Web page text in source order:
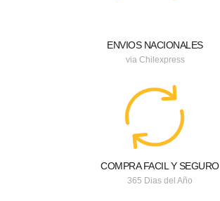
ENVIOS NACIONALES
via Chilexpress
COMPRA FACIL Y SEGURO
365 Dias del Año